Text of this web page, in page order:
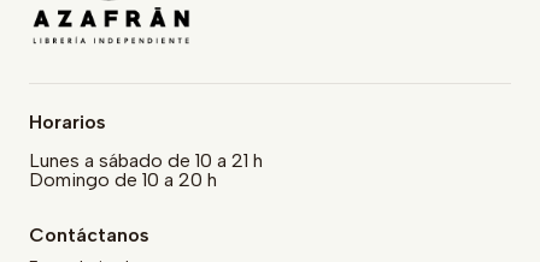
Horarios
Lunes a sábado de 10 a 21 h
Domingo de 10 a 20 h
Contáctanos